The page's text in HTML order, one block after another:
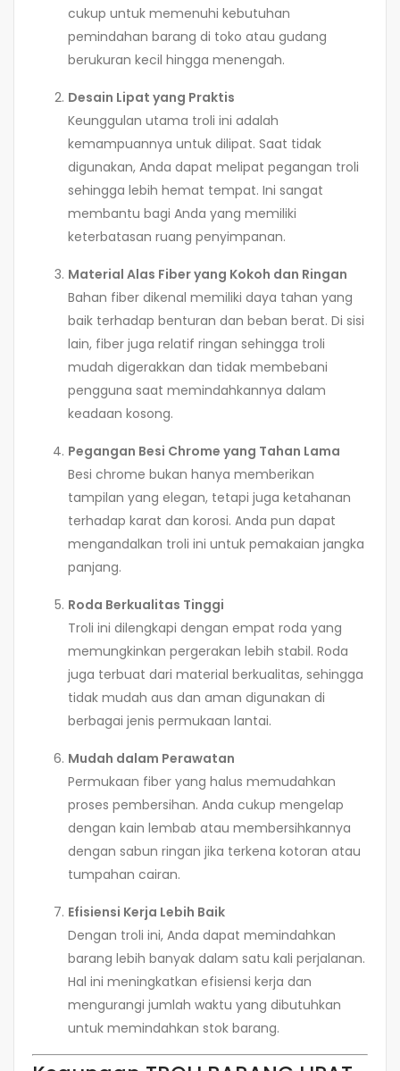
cukup untuk memenuhi kebutuhan
pemindahan barang di toko atau gudang
berukuran kecil hingga menengah.
Desain Lipat yang Praktis
Keunggulan utama troli ini adalah
kemampuannya untuk dilipat. Saat tidak
digunakan, Anda dapat melipat pegangan troli
sehingga lebih hemat tempat. Ini sangat
membantu bagi Anda yang memiliki
keterbatasan ruang penyimpanan.
Material Alas Fiber yang Kokoh dan Ringan
Bahan fiber dikenal memiliki daya tahan yang
baik terhadap benturan dan beban berat. Di sisi
lain, fiber juga relatif ringan sehingga troli
mudah digerakkan dan tidak membebani
pengguna saat memindahkannya dalam
keadaan kosong.
Pegangan Besi Chrome yang Tahan Lama
Besi chrome bukan hanya memberikan
tampilan yang elegan, tetapi juga ketahanan
terhadap karat dan korosi. Anda pun dapat
mengandalkan troli ini untuk pemakaian jangka
panjang.
Roda Berkualitas Tinggi
Troli ini dilengkapi dengan empat roda yang
memungkinkan pergerakan lebih stabil. Roda
juga terbuat dari material berkualitas, sehingga
tidak mudah aus dan aman digunakan di
berbagai jenis permukaan lantai.
Mudah dalam Perawatan
Permukaan fiber yang halus memudahkan
proses pembersihan. Anda cukup mengelap
dengan kain lembab atau membersihkannya
dengan sabun ringan jika terkena kotoran atau
tumpahan cairan.
Efisiensi Kerja Lebih Baik
Dengan troli ini, Anda dapat memindahkan
barang lebih banyak dalam satu kali perjalanan.
Hal ini meningkatkan efisiensi kerja dan
mengurangi jumlah waktu yang dibutuhkan
untuk memindahkan stok barang.